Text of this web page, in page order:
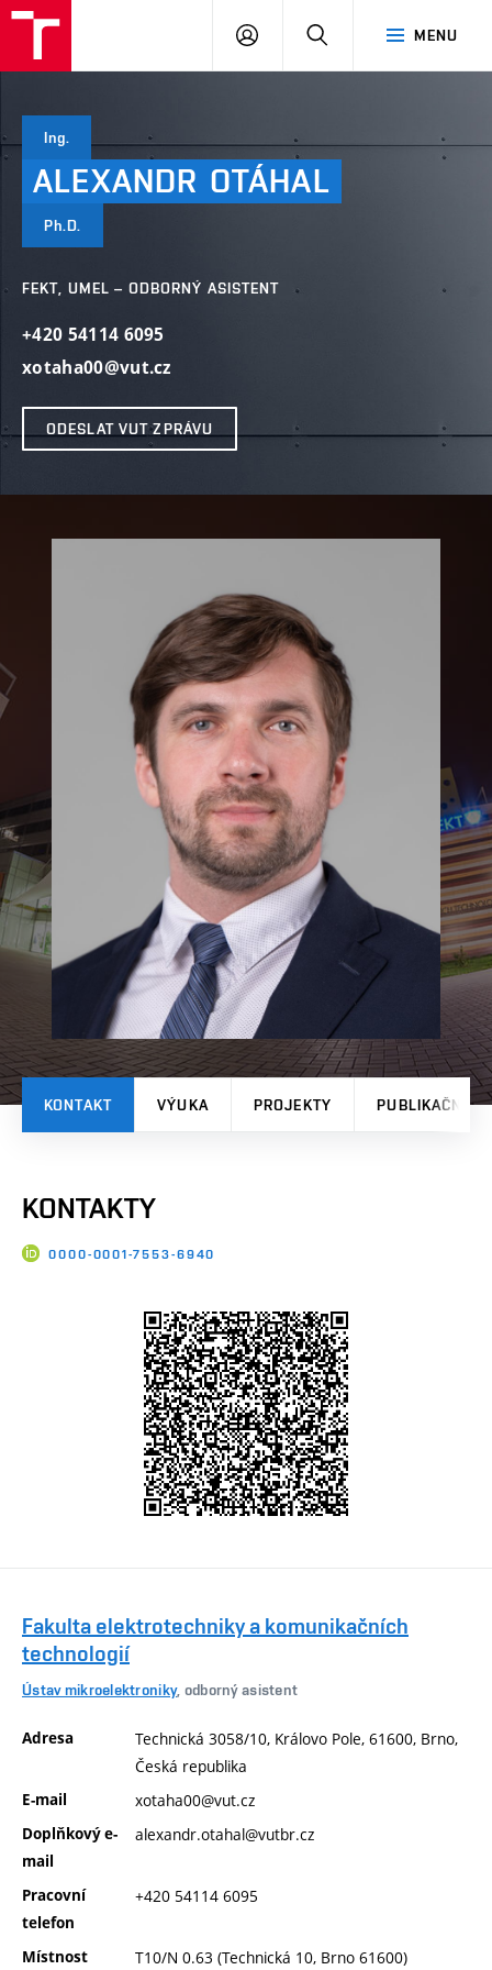
MENU
PŘIHLÁSIT
Ing.
ALEXANDR OTÁHAL
Ph.D.
FEKT, UMEL – ODBORNÝ ASISTENT
+420 54114 6095
xotaha00@vut.cz
ODESLAT VUT ZPRÁVU
KONTAKT VÝUKA PROJEKTY PUBLIKAČNÍ
KONTAKTY
0000-0001-7553-6940
Fakulta elektrotechniky a komunikačních
technologií
Ústav mikroelektroniky, odborný asistent
Adresa
Technická 3058/10, Královo Pole, 61600, Brno,
Česká republika
E-mail xotaha00@vut.cz
Doplňkový e-
mail
alexandr.otahal@vutbr.cz
Pracovní
telefon
+420 54114 6095
Místnost T10/N 0.63 (Technická 10, Brno 61600)